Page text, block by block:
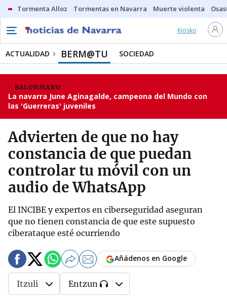
Tormenta Alloz Tormentas en Navarra Muerte violenta
Kiosko
ACTUALIDAD BERM@TU SOCIEDAD
BALONMANO
La navarra June Aginagalde, campeona del Mundo con
las 'Guerreras' juveniles
Advierten de que no hay
constancia de que puedan
controlar tu móvil con un
audio de WhatsApp
El INCIBE y expertos en ciberseguridad aseguran
que no tienen constancia de que este supuesto
ciberataque esté ocurriendo
Añádenos en Google
Itzuli Entzun